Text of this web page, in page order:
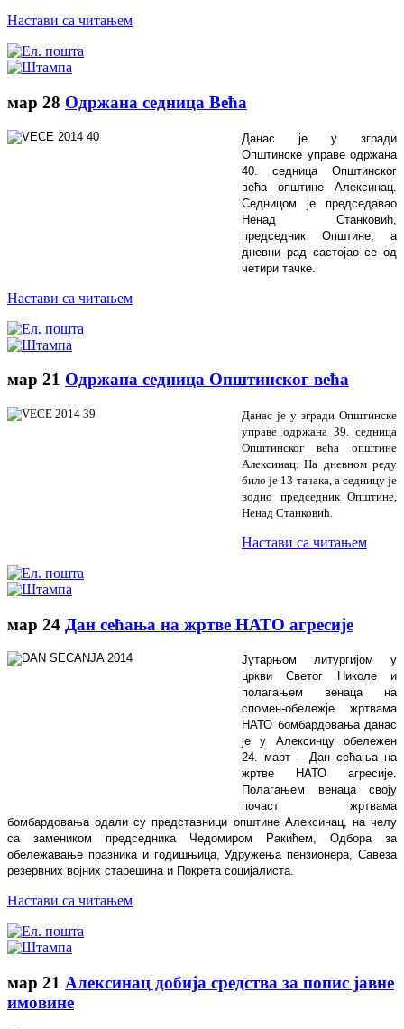
Настави са читањем
мар 28 Одржана седница Већа
Данас је у згради
Општинске управе одржана
40. седница Општинског
већа општине Алексинац.
Седницом је председавао
Ненад Станковић,
председник Општине, а
дневни рад састојао се од
четири тачке.
Настави са читањем
мар 21 Одржана седница Општинског већа
Данас је у згради Општинске
управе одржана 39. седница
Општинског већа општине
Алексинац. На дневном реду
било је 13 тачака, а седницу је
водио председник Општине,
Ненад Станковић.
Настави са читањем
мар 24 Дан сећања на жртве НАТО агресије
Јутарњом литургијом у
цркви Светог Николе и
полагањем венаца на
спомен-обележје жртвама
НАТО бомбардовања данас
је у Алексинцу обележен
24. март – Дан сећања на
жртве НАТО агресије.
Полагањем венаца своју
почаст жртвама
бомбардовања одали су представници општине Алексинац, на челу
са замеником председника Чедомиром Ракићем, Одбора за
обележавање празника и годишњица, Удружења пензионера, Савеза
резервних војних старешина и Покрета социјалиста.
Настави са читањем
мар 21 Алексинац добија средства за попис јавне
имовине